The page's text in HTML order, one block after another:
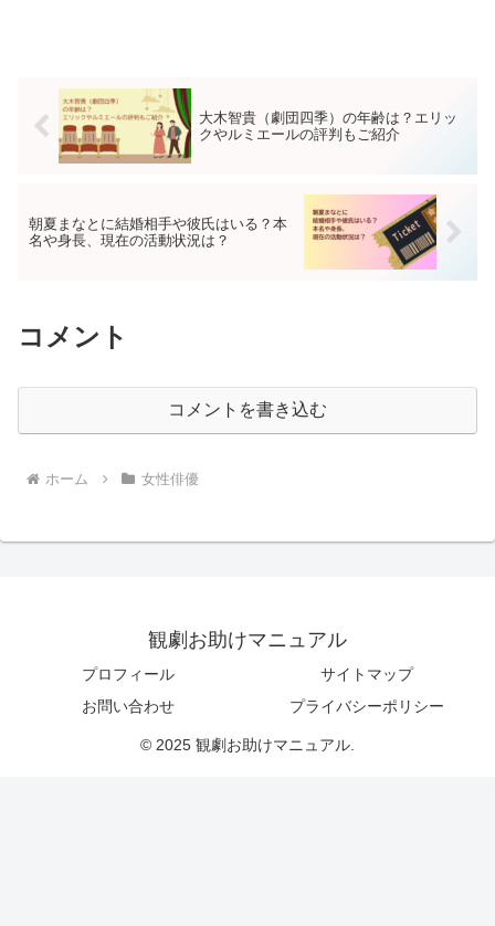
大木智貴（劇団四季）の年齢は？エリッ
クやルミエールの評判もご紹介
朝夏まなとに結婚相手や彼氏はいる？本
名や身長、現在の活動状況は？
コメント
コメントを書き込む
ホーム 女性俳優
観劇お助けマニュアル
プロフィール
サイトマップ
お問い合わせ
プライバシーポリシー
© 2025 観劇お助けマニュアル.